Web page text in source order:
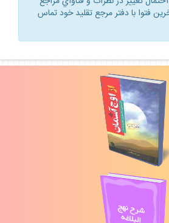
فتوا با دفتر مرجع تقليد خود تماس